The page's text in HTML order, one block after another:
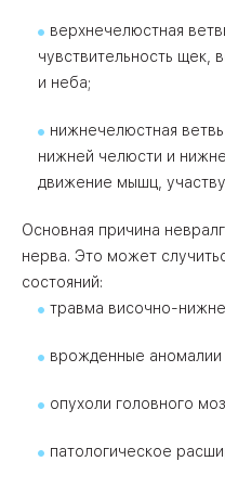
верхнечелюстная
чувствительность щек,
и неба;
нижнечелюстная
нижней челюсти и
движение мышц,
Основная причина
нерва. Это может
состояний:
травма височно-
врожденные аномалии
опухоли головного
патологическое